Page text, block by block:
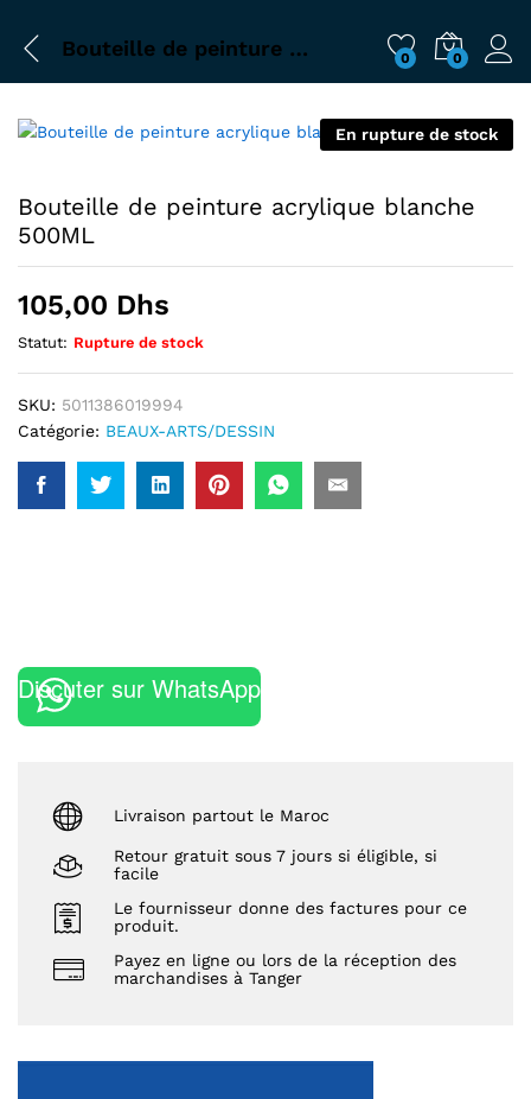
Bouteille de peinture acrylique blanche 500ML 0 0
En rupture de stock
Bouteille de peinture acrylique blanche
500ML
105,00 Dhs
Statut: Rupture de stock
SKU: 5011386019994
Catégorie: BEAUX-ARTS/DESSIN
Discuter sur WhatsApp
Livraison partout le Maroc
Retour gratuit sous 7 jours si éligible, si
facile
Le fournisseur donne des factures pour ce
produit.
Payez en ligne ou lors de la réception des
marchandises à Tanger